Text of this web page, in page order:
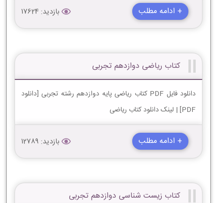
+ ادامه مطلب بازدید: 17624
کتاب ریاضی دوازدهم تجربی
دانلود فایل PDF کتاب ریاضی پایه دوازدهم رشته تجربی [دانلود
PDF] | لینک دانلود کتاب ریاضی
+ ادامه مطلب بازدید: 12789
کتاب زیست شناسی دوازدهم تجربی